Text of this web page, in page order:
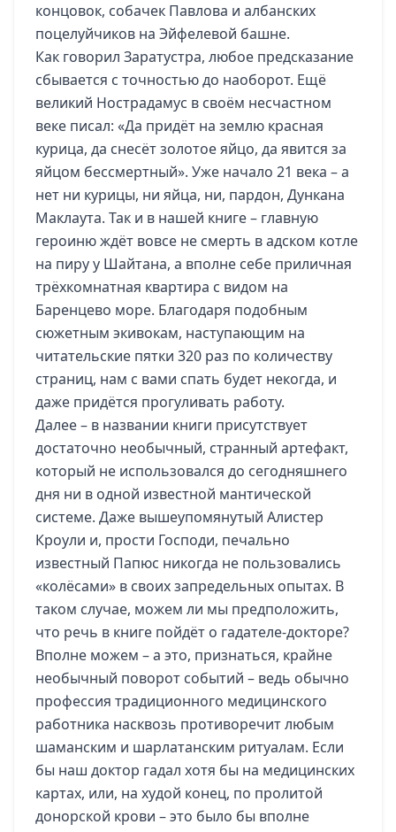
концовок, собачек Павлова и албанских
поцелуйчиков на Эйфелевой башне.
Как говорил Заратустра, любое предсказание
сбывается с точностью до наоборот. Ещё
великий Нострадамус в своём несчастном
веке писал: «Да придёт на землю красная
курица, да снесёт золотое яйцо, да явится за
яйцом бессмертный». Уже начало 21 века – а
нет ни курицы, ни яйца, ни, пардон, Дункана
Маклаута. Так и в нашей книге – главную
героиню ждёт вовсе не смерть в адском котле
на пиру у Шайтана, а вполне себе приличная
трёхкомнатная квартира с видом на
Баренцево море. Благодаря подобным
сюжетным экивокам, наступающим на
читательские пятки 320 раз по количеству
страниц, нам с вами спать будет некогда, и
даже придётся прогуливать работу.
Далее – в названии книги присутствует
достаточно необычный, странный артефакт,
который не использовался до сегодняшнего
дня ни в одной известной мантической
системе. Даже вышеупомянутый Алистер
Кроули и, прости Господи, печально
известный Папюс никогда не пользовались
«колёсами» в своих запредельных опытах. В
таком случае, можем ли мы предположить,
что речь в книге пойдёт о гадателе-докторе?
Вполне можем – а это, признаться, крайне
необычный поворот событий – ведь обычно
профессия традиционного медицинского
работника насквозь противоречит любым
шаманским и шарлатанским ритуалам. Если
бы наш доктор гадал хотя бы на медицинских
картах, или, на худой конец, по пролитой
донорской крови – это было бы вполне